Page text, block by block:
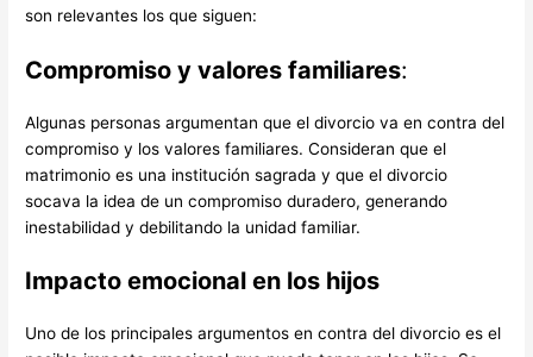
son relevantes los que siguen:
Compromiso y valores familiares:
Algunas personas argumentan que el divorcio va en contra del
compromiso y los valores familiares. Consideran que el
matrimonio es una institución sagrada y que el divorcio
socava la idea de un compromiso duradero, generando
inestabilidad y debilitando la unidad familiar.
Impacto emocional en los hijos
Uno de los principales argumentos en contra del divorcio es el